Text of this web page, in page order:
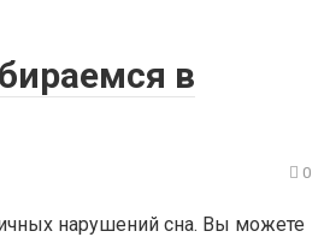
в
0
нарушений сна. Вы можете